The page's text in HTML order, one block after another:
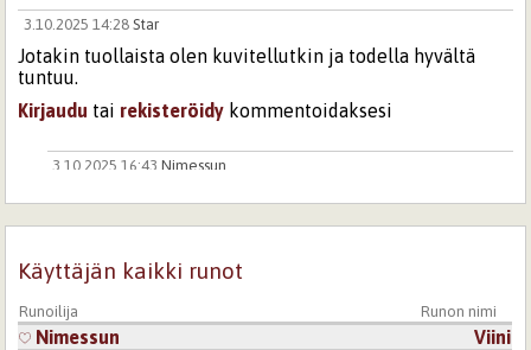
3.10.2025 14:28 Star
Jotakin tuollaista olen kuvitellutkin ja todella hyvältä
tuntuu.
Kirjaudu tai rekisteröidy kommentoidaksesi
3.10.2025 16:43Nimessun
Kirjaudu kommentoidaksesi
Käyttäjän kaikki runot
Runoilija Runon nimi
Nimessun
Viini